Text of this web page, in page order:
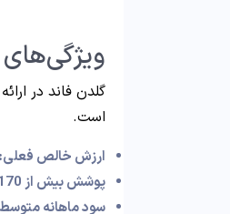
گلدن فاند در
است.
ارزش خالص فعلی:
پوشش بیش از 170 کشور؛
سود ماهانه